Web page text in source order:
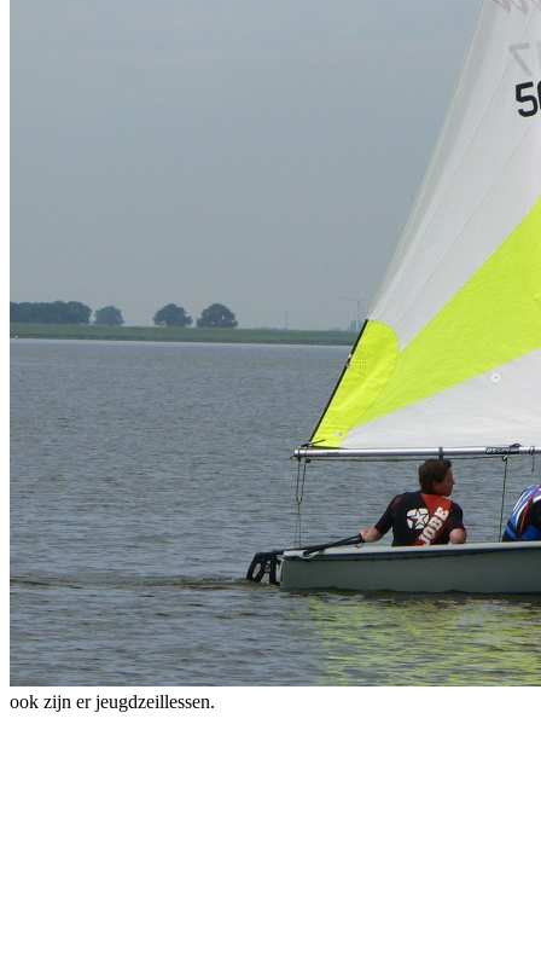
ook zijn er jeugdzeillessen.